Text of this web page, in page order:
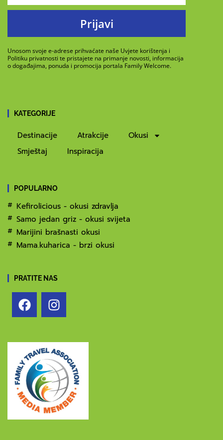
Prijavi
Unosom svoje e-adrese prihvaćate naše Uvjete korištenja i
Politiku privatnosti te pristajete na primanje novosti, informacija
o događajima, ponuda i promocija portala Family Welcome.
KATEGORIJE
Destinacije Atrakcije
Okusi
Smještaj
Inspiracija
POPULARNO
Kefirolicious - okusi zdravlja
Samo jedan griz - okusi svijeta
Marijini brašnasti okusi
Mama.kuharica - brzi okusi
PRATITE NAS